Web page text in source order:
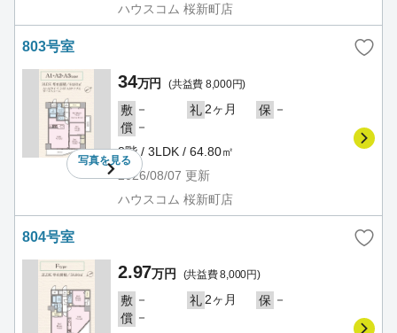
ハウスコム 桜新町店
803号室
写真を見る
34万円 (共益費 8,000円)
敷 － 礼 2ヶ月 保 －
償 －
8階 / 3LDK / 64.80㎡
2026/08/07 更新
ハウスコム 桜新町店
804号室
2.97万円 (共益費 8,000円)
敷 － 礼 2ヶ月 保 －
償 －